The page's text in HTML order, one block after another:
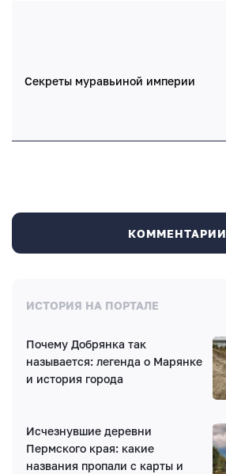
Секреты муравьиной империи
КОММЕНТАРИИ
Нет комментариев
ИСТОРИЯ НА ПОРТАЛЕ
Почему Добрянка так
называется: легенда о Марянке
и история города
Исчезнувшие деревни
Пермского края: какие
названия пропали с карты и